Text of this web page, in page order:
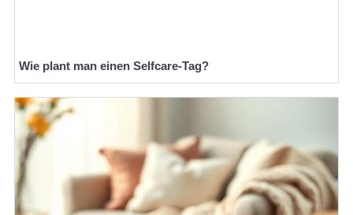
Wie plant man einen Selfcare-Tag?